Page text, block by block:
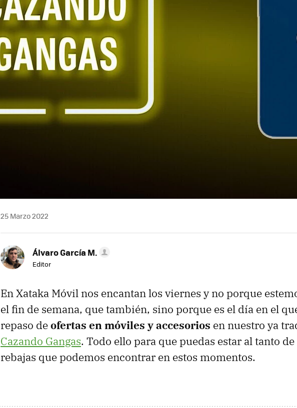
25 Marzo 2022
Álvaro García M.
Editor
En Xataka Móvil nos encantan los viernes y no porque
el fin de semana, que también, sino porque es el día en el
repaso deofertas en móviles y accesorios en nuestro ya
Cazando Gangas. Todo ello para que puedas estar al tanto
rebajas que podemos encontrar en estos momentos.